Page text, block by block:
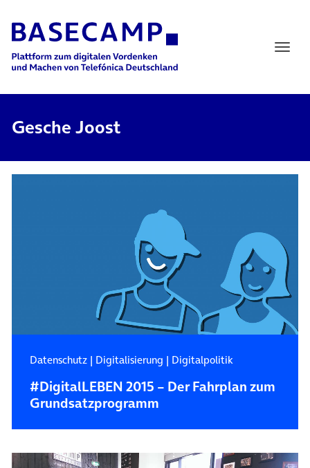
Main Navigation
Gesche Joost
Datenschutz| Digitalisierung | Digitalpolitik
#DigitalLEBEN 2015 – Der Fahrplan zum
Grundsatzprogramm